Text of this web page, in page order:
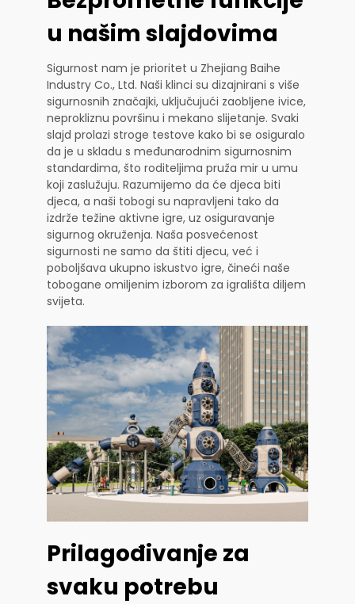
u našim slajdovima
Sigurnost nam je prioritet u Zhejiang Baihe
Industry Co., Ltd. Naši klinci su dizajnirani s više
sigurnosnih značajki, uključujući zaobljene ivice,
neprokliznu površinu i mekano slijetanje. Svaki
slajd prolazi stroge testove kako bi se osiguralo
da je u skladu s međunarodnim sigurnosnim
standardima, što roditeljima pruža mir u umu
koji zaslužuju. Razumijemo da će djeca biti
djeca, a naši tobogi su napravljeni tako da
izdrže težine aktivne igre, uz osiguravanje
sigurnog okruženja. Naša posvećenost
sigurnosti ne samo da štiti djecu, već i
poboljšava ukupno iskustvo igre, čineći naše
tobogane omiljenim izborom za igrališta diljem
svijeta.
Prilagođivanje za
svaku potrebu